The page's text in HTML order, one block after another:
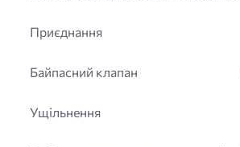
Приєднання
Байпасний клапан
Ущільнення